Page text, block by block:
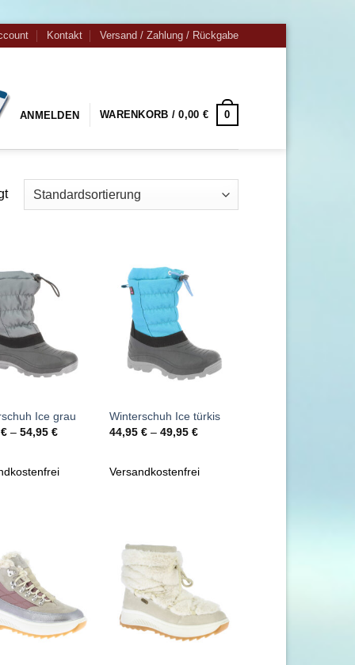
Kontakt Versand / Zahlung / Rückgabe
ANMELDEN WARENKORB /0,00 € 0
Zu
Wunschliste
hinzufügen
Ice grau
€– 54,95 €
Zu
Wunschliste
hinzufügen
Winterschuh Ice türkis
44,95€ –49,95€
Versandkostenfrei
Wunschliste
hinzufügen
Wunschliste
hinzufügen